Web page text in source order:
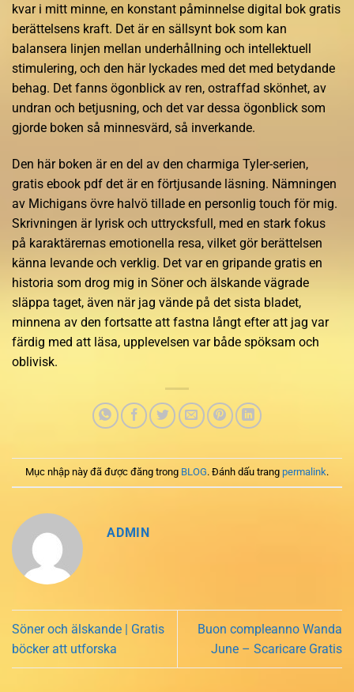
kvar i mitt minne, en konstant påminnelse digital bok gratis
berättelsens kraft. Det är en sällsynt bok som kan
balansera linjen mellan underhållning och intellektuell
stimulering, och den här lyckades med det med betydande
behag. Det fanns ögonblick av ren, ostraffad skönhet, av
undran och betjusning, och det var dessa ögonblick som
gjorde boken så minnesvärd, så inverkande.
Den här boken är en del av den charmiga Tyler-serien,
gratis ebook pdf det är en förtjusande läsning. Nämningen
av Michigans övre halvö tillade en personlig touch för mig.
Skrivningen är lyrisk och uttrycksfull, med en stark fokus
på karaktärernas emotionella resa, vilket gör berättelsen
känna levande och verklig. Det var en gripande gratis en
historia som drog mig in Söner och älskande vägrade
släppa taget, även när jag vände på det sista bladet,
minnena av den fortsatte att fastna långt efter att jag var
färdig med att läsa, upplevelsen var både spöksam och
oblivisk.
Mục nhập này đã được đăng trong BLOG. Đánh dấu trang permalink.
ADMIN
Söner och älskande | Gratis
böcker att utforska
Buon compleanno Wanda
June – Scaricare Gratis